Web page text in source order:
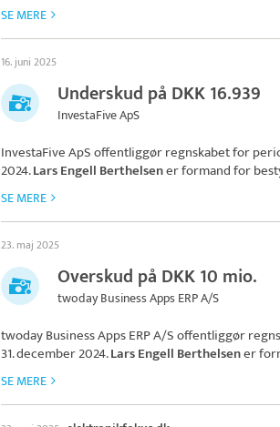
SE MERE
16. juni 2025
Underskud på DKK 16.939
InvestaFive ApS
InvestaFive ApSoffentliggør regnskabet for
2024.Lars Engell Berthelsener formand for
SE MERE
23. maj 2025
Overskud på DKK 10 mio.
twoday Business Apps ERP A/S
twoday Business Apps ERP A/Soffentliggør
31. december 2024.Lars Engell Berthelsener
SE MERE